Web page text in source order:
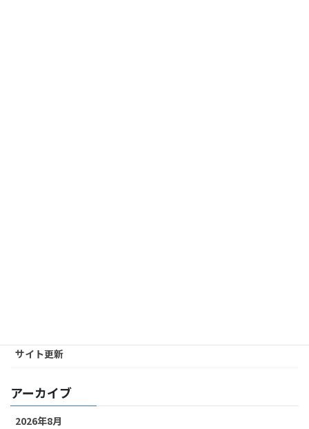
サイト更新
アーカイブ
2026年8月